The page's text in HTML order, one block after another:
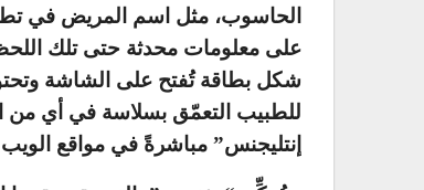
الحاسوب، مثل اسم المريض في
على معلومات محدثة حتى تلك
شكل بطاقة تُفتح على الشاشة
للطبيب التعمّق بسلاسة في أي من
إنتليجنس” مباشرةً في مواقع